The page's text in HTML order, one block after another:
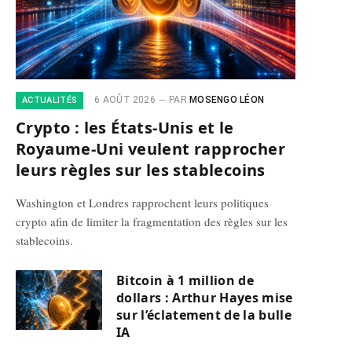
ACTUALITÉS 6 AOÛT 2026 PAR MOSENGO LÉON
Crypto : les États-Unis et le
Royaume-Uni veulent rapprocher
leurs règles sur les stablecoins
Washington et Londres rapprochent leurs politiques
crypto afin de limiter la fragmentation des règles sur les
stablecoins.
Bitcoin à 1 million de
dollars : Arthur Hayes mise
sur l’éclatement de la bulle
IA